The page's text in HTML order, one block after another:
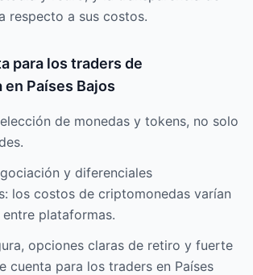
respecto a sus costos.
para los traders de
Países Bajos
de monedas y tokens, no solo
y diferenciales
los costos de criptomonedas varían
plataformas.
opciones claras de retiro y fuerte
cuenta para los traders en Países